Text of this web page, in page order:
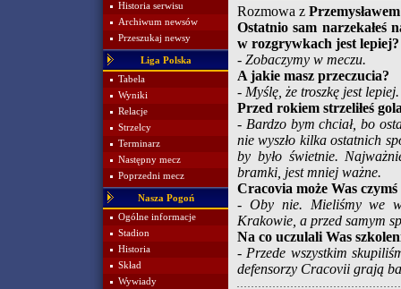
Historia serwisu
Archiwum newsów
Przeszukaj newsy
Liga Polska
Tabela
Wyniki
Relacje
Strzelcy
Terminarz
Następny mecz
Poprzedni mecz
Nasza Pogoń
Ogólne informacje
Stadion
Historia
Skład
Wywiady
Rozmowa z
Ostatnio sam narzekałeś
w rozgrywkach jest lepiej?
- Zobaczymy w meczu.
A jakie masz przeczucia?
- Myślę, że troszkę jest lepiej.
Przed rokiem strzeliłeś
- Bardzo bym chciał, bo
nie wyszło kilka ostatnich
by było świetnie.
bramki, jest mniej ważne.
Cracovia może Was czymś
- Oby nie. Mieliśmy we
Krakowie, a przed samym
Na co uczulali Was
- Przede wszystkim
defensorzy Cracovii grają